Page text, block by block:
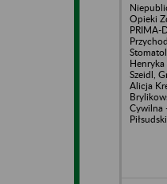
Opieki
PRIMA-
Henryka
Szeidl,
Alicja
Cywilna